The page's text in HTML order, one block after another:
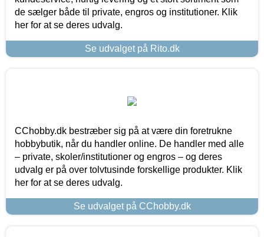
de sælger både til private, engros og institutioner. Klik
her for at se deres udvalg.
Se udvalget på Rito.dk
CChobby.dk bestræber sig på at være din foretrukne
hobbybutik, når du handler online. De handler med alle
– private, skoler/institutioner og engros – og deres
udvalg er på over tolvtusinde forskellige produkter. Klik
her for at se deres udvalg.
Se udvalget på CChobby.dk